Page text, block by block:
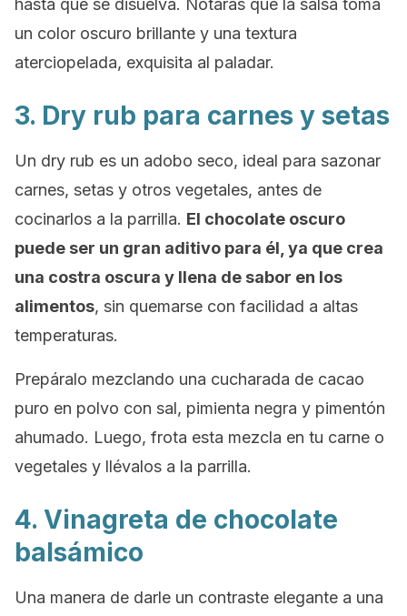
hasta que se disuelva. Notarás que la salsa toma
un color oscuro brillante y una textura
aterciopelada, exquisita al paladar.
3. Dry rub para carnes y setas
Un dry rub es un adobo seco, ideal para sazonar
carnes, setas y otros vegetales, antes de
cocinarlos a la parrilla. El chocolate oscuro
puede ser un gran aditivo para él, ya que crea
una costra oscura y llena de sabor en los
alimentos, sin quemarse con facilidad a altas
temperaturas.
Prepáralo mezclando una cucharada de cacao
puro en polvo con sal, pimienta negra y pimentón
ahumado. Luego, frota esta mezcla en tu carne o
vegetales y llévalos a la parrilla.
4. Vinagreta de chocolate
balsámico
Una manera de darle un contraste elegante a una